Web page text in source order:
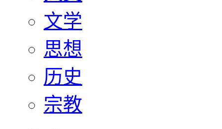
文学
思想
历史
宗教